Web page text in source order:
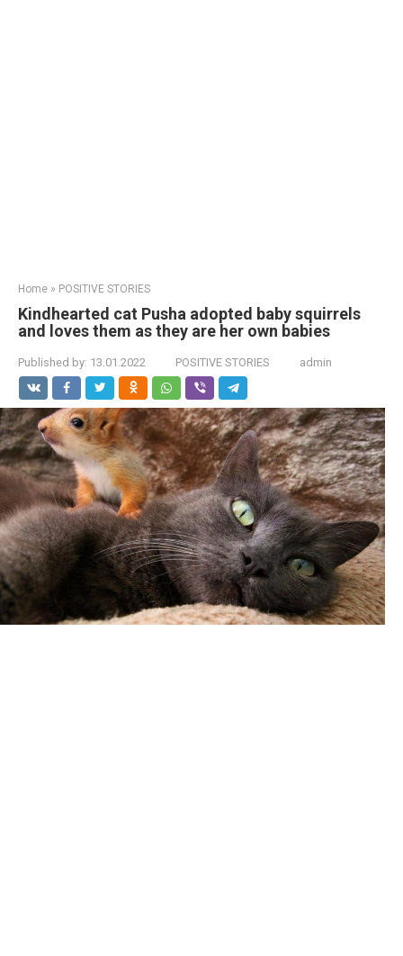
Home » POSITIVE STORIES
Kindhearted cat Pusha adopted baby squirrels
and loves them as they are her own babies
Published by: 13.01.2022 POSITIVE STORIES admin